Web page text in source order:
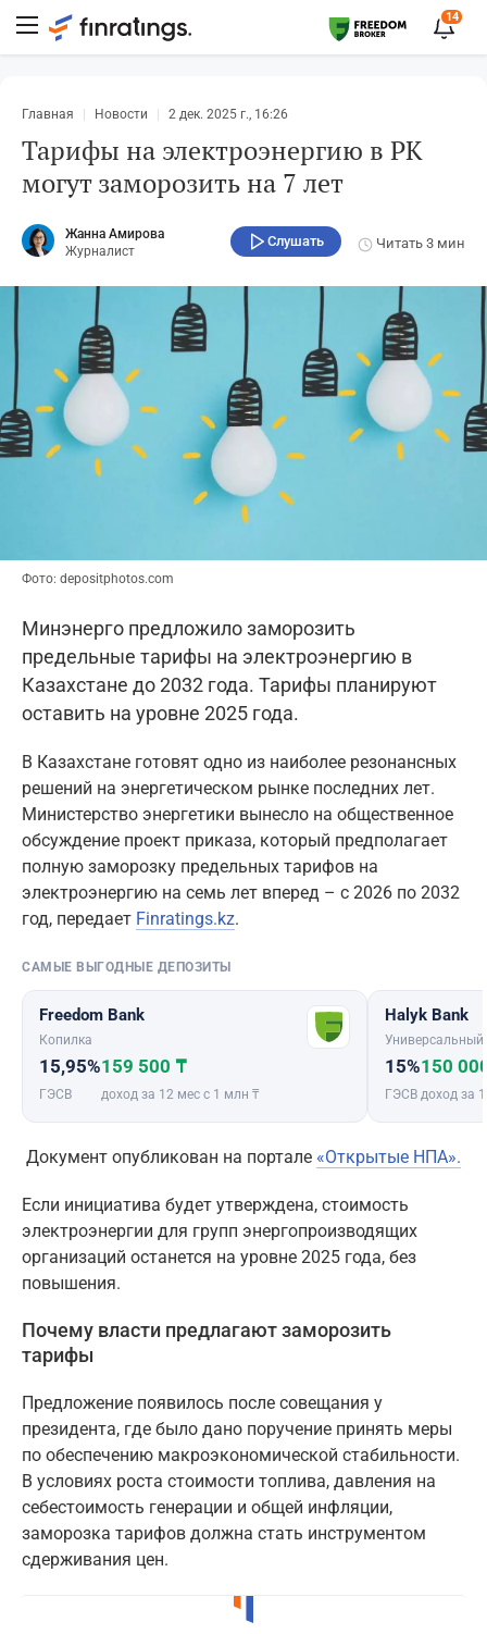
14
Главная Новости 2 дек. 2025 г., 16:26
Тарифы на электроэнергию в РК
могут заморозить на 7 лет
Жанна Амирова
Журналист
Слушать Читать 3 мин
Фото: depositphotos.com
Минэнерго предложило заморозить
предельные тарифы на электроэнергию в
Казахстане до 2032 года. Тарифы планируют
оставить на уровне 2025 года.
В Казахстане готовят одно из наиболее резонансных
решений на энергетическом рынке последних лет.
Министерство энергетики вынесло на общественное
обсуждение проект приказа, который предполагает
полную заморозку предельных тарифов на
электроэнергию на семь лет вперед – с 2026 по 2032
год, передает Finratings.kz.
САМЫЕ ВЫГОДНЫЕ ДЕПОЗИТЫ
Freedom Bank
Копилка
15,95%
ГЭСВ
159 500 ₸
доход за 12 мес с 1 млн ₸
Halyk Bank
Универсальный
15%
ГЭСВ
150
доход за
Документ опубликован на портале «Открытые НПА».
Если инициатива будет утверждена, стоимость
электроэнергии для групп энергопроизводящих
организаций останется на уровне 2025 года, без
повышения.
Почему власти предлагают заморозить
тарифы
Предложение появилось после совещания у
президента, где было дано поручение принять меры
по обеспечению макроэкономической стабильности.
В условиях роста стоимости топлива, давления на
себестоимость генерации и общей инфляции,
заморозка тарифов должна стать инструментом
сдерживания цен.